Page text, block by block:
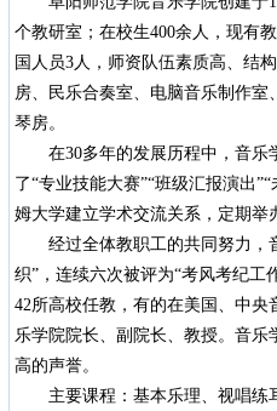
个教研室；在校生400余人，现有
国人员3人，师资队伍素质高、结
房、民乐合奏室、电脑音乐制作
琴房。
在30多年的发展历程中，音乐
了“专业技能大赛”“班级汇报演出
姆大学建立学术交流关系，定期举
经过全体教职工的共同努力，音
织”，连续六次被评为“考风考纪工
42所高校任教，有的在美国、中
乐学院院长、副院长、教授。音
高的声誉。
主要课程：基本乐理、视唱练耳